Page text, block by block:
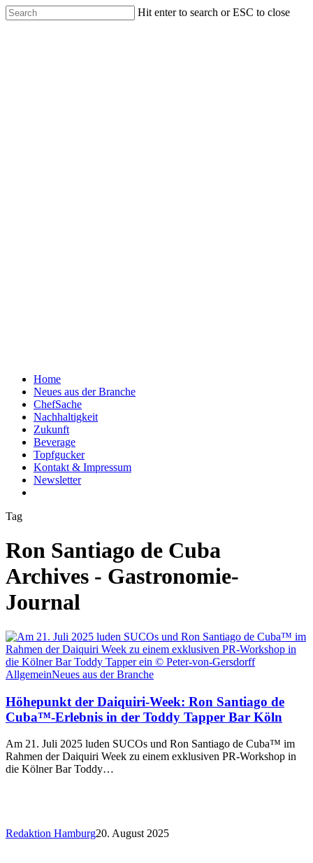
Hit enter to search or ESC to close
Home
Neues aus der Branche
ChefSache
Nachhaltigkeit
Zukunft
Beverage
Topfgucker
Kontakt & Impressum
Newsletter
Tag
Ron Santiago de Cuba
Archives - Gastronomie-
Journal
AllgemeinNeues aus der Branche
Höhepunkt der Daiquiri-Week: Ron Santiago de
Cuba™-Erlebnis in der Toddy Tapper Bar Köln
Am 21. Juli 2025 luden SUCOs und Ron Santiago de Cuba™ im
Rahmen der Daiquiri Week zu einem exklusiven PR-Workshop in
die Kölner Bar Toddy…
Redaktion Hamburg20. August 2025